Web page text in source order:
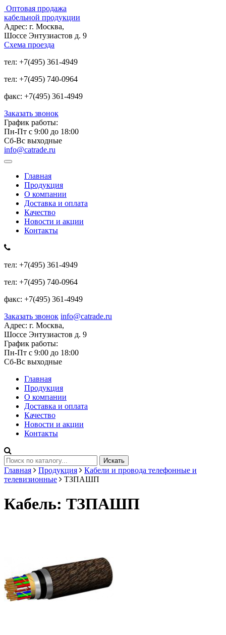
Оптовая продажа
кабельной продукции
Адрес: г. Москва,
Шоссе Энтузиастов д. 9
Схема проезда
тел: +7(495) 361-4949
тел: +7(495) 740-0964
факс: +7(495) 361-4949
Заказать звонок
График работы:
Пн-Пт с 9:00 до 18:00
Сб-Вс выходные
info@catrade.ru
Главная
Продукция
О компании
Доставка и оплата
Качество
Новости и акции
Контакты
тел: +7(495) 361-4949
тел: +7(495) 740-0964
факс: +7(495) 361-4949
Заказать звонок info@catrade.ru
Адрес: г. Москва,
Шоссе Энтузиастов д. 9
График работы:
Пн-Пт с 9:00 до 18:00
Сб-Вс выходные
Главная
Продукция
О компании
Доставка и оплата
Качество
Новости и акции
Контакты
Искать
Главная Продукция
Кабели и провода телефонные и
телевизионные
ТЗПАШП
Кабель: ТЗПАШП